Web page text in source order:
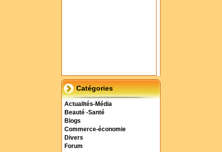
Catégories
Actualités-Média
Beauté -Santé
Blogs
Commerce-économie
Divers
Forum